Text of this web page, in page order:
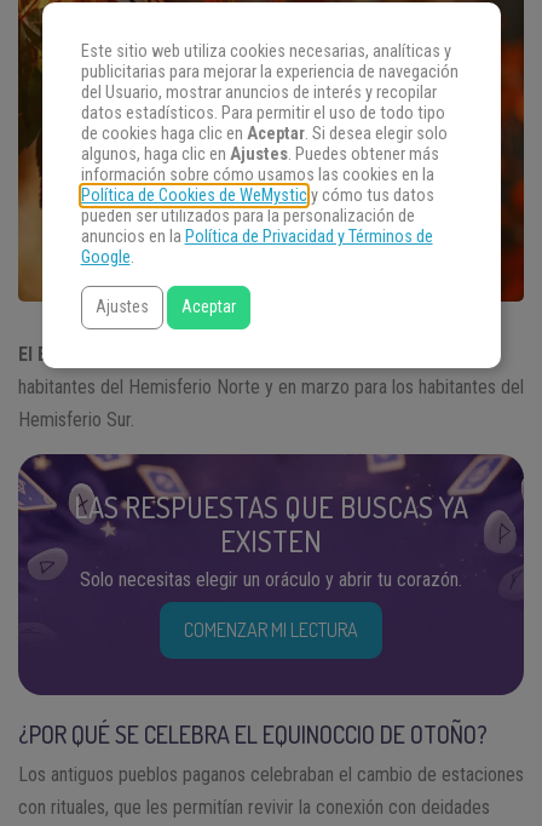
El Equinoccio de Otoño
habitantes del Hemisferio Norte y en marzo para los habitantes del
Hemisferio Sur.
LAS RESPUESTAS QUE BUSCAS YA
EXISTEN
Solo necesitas elegir un oráculo y abrir tu corazón.
COMENZAR MI LECTURA
¿POR QUÉ SE CELEBRA EL EQUINOCCIO DE OTOÑO?
Los antiguos pueblos paganos celebraban el cambio de estaciones
con rituales, que les permitían revivir la conexión con deidades
Este sitio web utiliza cookies necesarias, analíticas y
publicitarias para mejorar la experiencia de navegación
del Usuario, mostrar anuncios de interés y recopilar
datos estadísticos. Para permitir el uso de todo tipo
de cookies haga clic en Aceptar. Si desea elegir solo
algunos, haga clic en Ajustes. Puedes obtener más
información sobre cómo usamos las cookies en la
Política de Cookies de WeMysticy cómo tus datos
pueden ser utilizados para la personalización de
anuncios en la Política de Privacidad y Términos de
Google.
Ajustes Aceptar